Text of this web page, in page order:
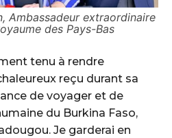
Ambassadeur extraordinaire
des Pays-Bas
tenu à rendre
reçu durant sa
de voyager et de
du Burkina Faso,
Je garderai en